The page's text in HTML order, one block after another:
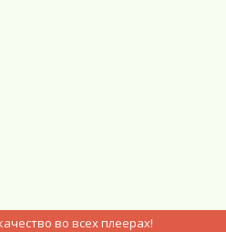
во всех плеерах!